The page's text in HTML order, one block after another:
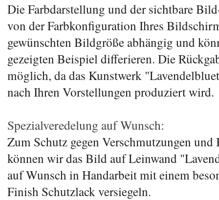
Die Farbdarstellung und der sichtbare
von der Farbkonfiguration Ihres
gewünschten Bildgröße abhängig und
gezeigten Beispiel differieren. Die
möglich, da das Kunstwerk
nach Ihren Vorstellungen produziert wird.
Spezialveredelung auf Wunsch:
Zum Schutz gegen Verschmutzungen und
können wir das Bild auf Leinwand
auf Wunsch in Handarbeit mit einem
Finish Schutzlack versiegeln.